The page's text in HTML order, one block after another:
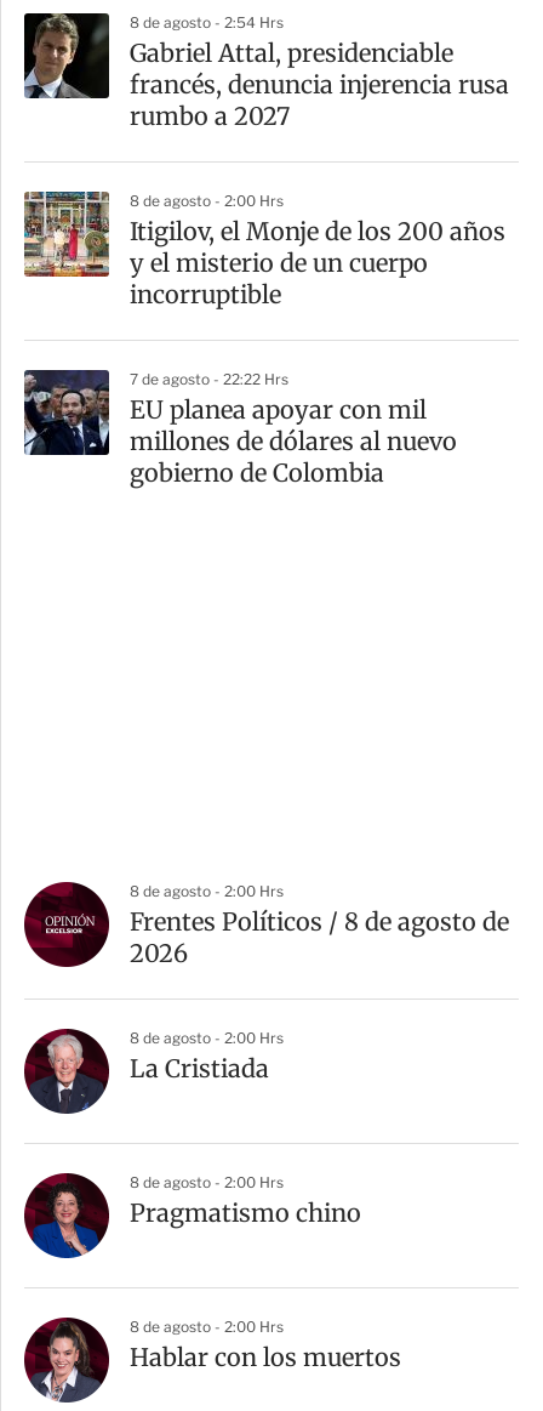
8 de agosto - 2:54 Hrs
Gabriel Attal, presidenciable
francés, denuncia injerencia rusa
rumbo a 2027
8 de agosto - 2:00 Hrs
Itigilov, el Monje de los 200 años
y el misterio de un cuerpo
incorruptible
7 de agosto - 22:22 Hrs
EU planea apoyar con mil
millones de dólares al nuevo
gobierno de Colombia
8 de agosto - 2:00 Hrs
Frentes Políticos / 8 de agosto de
2026
8 de agosto - 2:00 Hrs
La Cristiada
8 de agosto - 2:00 Hrs
Pragmatismo chino
8 de agosto - 2:00 Hrs
Hablar con los muertos